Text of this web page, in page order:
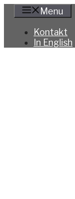
Hoppa
innehåll
Menu
Kontakt
In English